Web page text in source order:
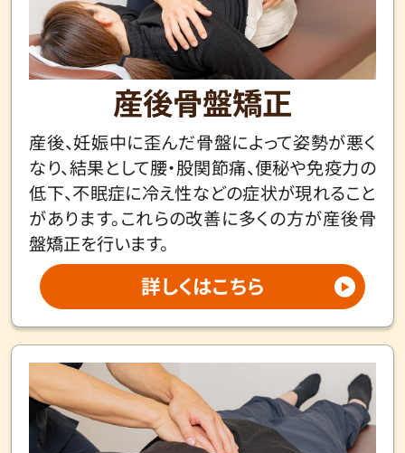
産後骨盤矯正
産後、妊娠中に歪んだ骨盤によって姿勢が悪く
なり、結果として腰・股関節痛、便秘や免疫力の
低下、不眠症に冷え性などの症状が現れること
があります。これらの改善に多くの方が産後骨
盤矯正を行います。
詳しくはこちら